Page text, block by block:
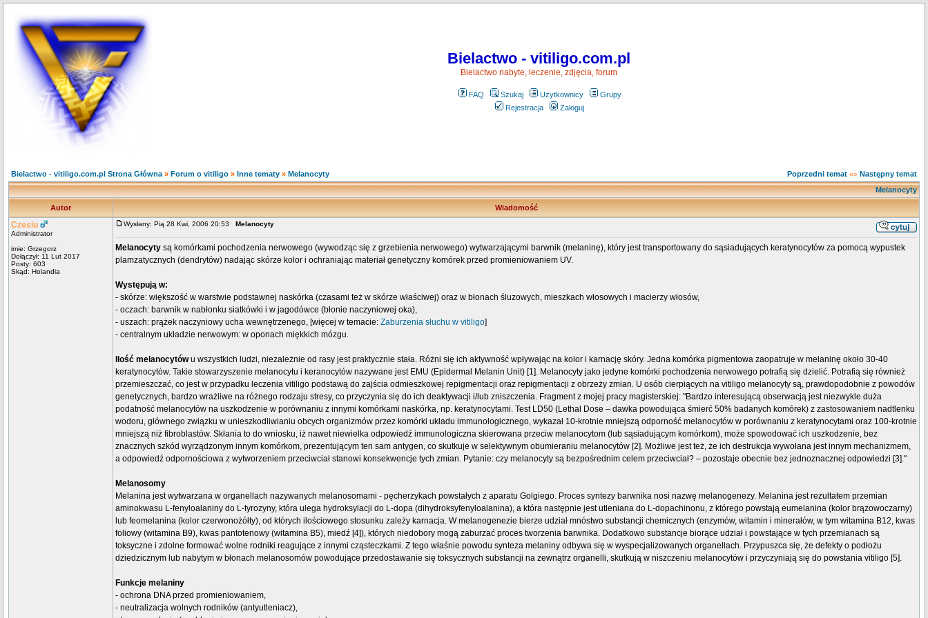
Bielactwo - vitiligo.com.pl
Bielactwo nabyte, leczenie, zdjęcia, forum
FAQ Szukaj Użytkownicy
Grupy
Rejestracja
Zaloguj
Bielactwo - vitiligo.com.pl Strona Główna » Forum o vitiligo » Inne tematy » Melanocyty Poprzedni temat «» Następny temat
Melanocyty
Autor Wiadomość
Czesiu
Administrator
imie: Grzegorz
Dołączył: 11 Lut 2017
Posty: 603
Skąd: Holandia
Wysłany: Pią 28 Kwi, 2006 20:53 Melanocyty
Melanocyty są komórkami pochodzenia nerwowego (wywodząc się z grzebienia nerwowego) wytwarzającymi barwnik (melaninę), który jest transportowany do sąsiadujących keratynocytów za pomocą wypustek
plamzatycznych (dendrytów) nadając skórze kolor i ochraniając materiał genetyczny komórek przed promieniowaniem UV.
Występują w:
- skórze: większość w warstwie podstawnej naskórka (czasami też w skórze właściwej) oraz w błonach śluzowych, mieszkach włosowych i macierzy włosów,
- oczach: barwnik w nabłonku siatkówki i w jagodówce (błonie naczyniowej oka),
- uszach: prążek naczyniowy ucha wewnętrzenego, [więcej w temacie: Zaburzenia słuchu w vitiligo]
- centralnym układzie nerwowym: w oponach miękkich mózgu.
Ilość melanocytówu wszystkich ludzi, niezależnie od rasy jest praktycznie stała. Różni się ich aktywność wpływając na kolor i karnację skóry. Jedna komórka pigmentowa zaopatruje w melaninę około 30-40
keratynocytów. Takie stowarzyszenie melanocytu i keranocytów nazywane jest EMU (Epidermal Melanin Unit) [1]. Melanocyty jako jedyne komórki pochodzenia nerwowego potrafią się dzielić. Potrafią się również
przemieszczać, co jest w przypadku leczenia vitiligo podstawą do zajścia odmieszkowej repigmentacji oraz repigmentacji z obrzeży zmian. U osób cierpiących na vitiligo melanocyty są, prawdopodobnie z powodów
genetycznych, bardzo wrażliwe na różnego rodzaju stresy, co przyczynia się do ich deaktywacji i/lub zniszczenia. Fragment z mojej pracy magisterskiej: "Bardzo interesującą obserwacją jest niezwykle duża
podatność melanocytów na uszkodzenie w porównaniu z innymi komórkami naskórka, np. keratynocytami. Test LD50 (Lethal Dose – dawka powodująca śmierć 50% badanych komórek) z zastosowaniem nadtlenku
wodoru, głównego związku w unieszkodliwianiu obcych organizmów przez komórki układu immunologicznego, wykazał 10-krotnie mniejszą odporność melanocytów w porównaniu z keratynocytami oraz 100-krotnie
mniejszą niż fibroblastów. Skłania to do wniosku, iż nawet niewielka odpowiedź immunologiczna skierowana przeciw melanocytom (lub sąsiadującym komórkom), może spowodować ich uszkodzenie, bez
znacznych szkód wyrządzonym innym komórkom, prezentującym ten sam antygen, co skutkuje w selektywnym obumieraniu melanocytów [2]. Możliwe jest też, że ich destrukcja wywołana jest innym mechanizmem,
a odpowiedź odpornościowa z wytworzeniem przeciwciał stanowi konsekwencje tych zmian. Pytanie: czy melanocyty są bezpośrednim celem przeciwciał? – pozostaje obecnie bez jednoznacznej odpowiedzi [3]."
Melanosomy
Melanina jest wytwarzana w organellach nazywanych melanosomami - pęcherzykach powstałych z aparatu Golgiego. Proces syntezy barwnika nosi nazwę melanogenezy. Melanina jest rezultatem przemian
aminokwasu L-fenyloalaniny do L-tyrozyny, która ulega hydroksylacji do L-dopa (dihydroksyfenyloalanina), a która następnie jest utleniana do L-dopachinonu, z którego powstają eumelanina (kolor brązowoczarny)
lub feomelanina (kolor czerwonożółty), od których ilościowego stosunku zależy karnacja. W melanogenezie bierze udział mnóstwo substancji chemicznych (enzymów, witamin i minerałów, w tym witamina B12, kwas
foliowy (witamina B9), kwas pantotenowy (witamina B5), miedź [4]), których niedobory mogą zaburzać proces tworzenia barwnika. Dodatkowo substancje biorące udział i powstające w tych przemianach są
toksyczne i zdolne formować wolne rodniki reagujące z innymi cząsteczkami. Z tego właśnie powodu synteza melaniny odbywa się w wyspecjalizowanych organellach. Przypuszca się, że defekty o podłożu
dziedzicznym lub nabytym w błonach melanosomów powodujące przedostawanie się toksycznych substancji na zewnątrz organelli, skutkują w niszczeniu melanocytów i przyczyniają się do powstania vitiligo [5].
Funkcje melaniny
- ochrona DNA przed promieniowaniem,
- neutralizacja wolnych rodników (antyutleniacz),